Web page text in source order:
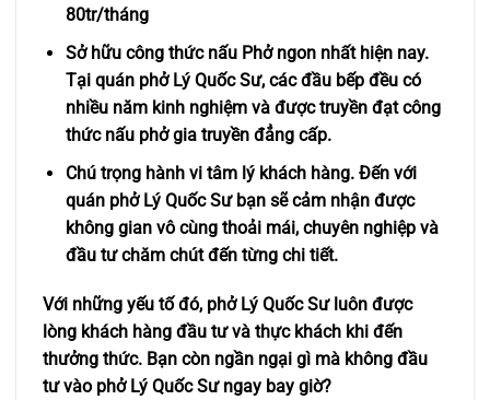
80tr/tháng
Sở hữu công thức nấu Phở ngon nhất hiện nay.
Tại quán phở Lý Quốc Sư, các đầu bếp đều có
nhiều năm kinh nghiệm và được truyền đạt công
thức nấu phở gia truyền đẳng cấp.
Chú trọng hành vi tâm lý khách hàng. Đến với
quán phở Lý Quốc Sư bạn sẽ cảm nhận được
không gian vô cùng thoải mái, chuyên nghiệp và
đầu tư chăm chút đến từng chi tiết.
Với những yếu tố đó, phở Lý Quốc Sư luôn được
lòng khách hàng đầu tư và thực khách khi đến
thưởng thức. Bạn còn ngần ngại gì mà không đầu
tư vào phở Lý Quốc Sư ngay bay giờ?